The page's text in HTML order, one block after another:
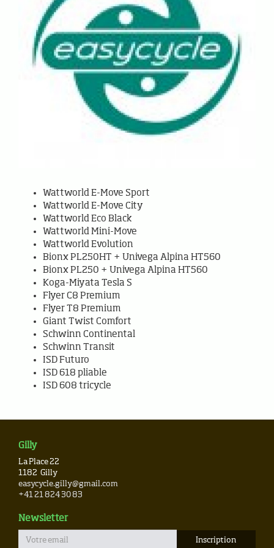
Wattworld E-Move Sport
Wattworld E-Move City
Wattworld Eco Black
Wattworld Mini-Move
Wattworld Evolution
Bionx PL250HT + Univega Alpina HT560
Bionx PL250 + Univega Alpina HT560
Koga-Miyata Tesla S
Flyer C8 Premium
Flyer T8 Premium
Giant Twist Comfort
Schwinn Continental
Schwinn Transit
ISD Futuro
ISD 618 pliable
ISD 608 tricycle
Gilly
La Place 22
1182 Gilly
easycycle.gilly@gmail.com
+41 21 824 30 83
Newsletter